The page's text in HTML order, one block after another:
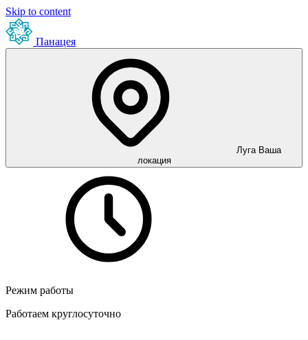
Skip to content
Панацея
Луга Ваша
локация
Режим работы
Работаем круглосуточно